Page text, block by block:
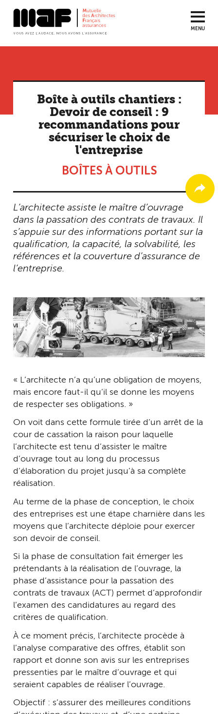
MENU
Boîte à outils chantiers :
Devoir de conseil : 9
recommandations pour
sécuriser le choix de
l'entreprise
BOÎTES À OUTILS
L’architecte assiste le maître d’ouvrage
dans la passation des contrats de travaux. Il
s’appuie sur des informations portant sur la
qualification, la capacité, la solvabilité, les
références et la couverture d’assurance de
l’entreprise.
« L’architecte n’a qu’une obligation de moyens,
mais encore faut-il qu’il se donne les moyens
de respecter ses obligations. »
On voit dans cette formule tirée d’un arrêt de la
cour de cassation la raison pour laquelle
l’architecte est tenu d’assister le maître
d’ouvrage tout au long du processus
d’élaboration du projet jusqu’à sa complète
réalisation.
Au terme de la phase de conception, le choix
des entreprises est une étape charnière dans les
moyens que l’architecte déploie pour exercer
son devoir de conseil.
Si la phase de consultation fait émerger les
prétendants à la réalisation de l’ouvrage, la
phase d’assistance pour la passation des
contrats de travaux (ACT) permet d’approfondir
l’examen des candidatures au regard des
critères de qualification.
À ce moment précis, l’architecte procède à
l’analyse comparative des offres, établit son
rapport et donne son avis sur les entreprises
pressenties par le maître d’ouvrage et qui
seraient capables de réaliser l’ouvrage.
Objectif : s’assurer des meilleures conditions